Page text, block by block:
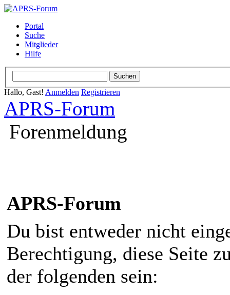
Portal
Suche
Mitglieder
Hilfe
Hallo, Gast! Anmelden Registrieren
APRS-Forum
Forenmeldung
APRS-Forum
Du bist entweder nicht
Berechtigung, diese Seite
der folgenden sein: